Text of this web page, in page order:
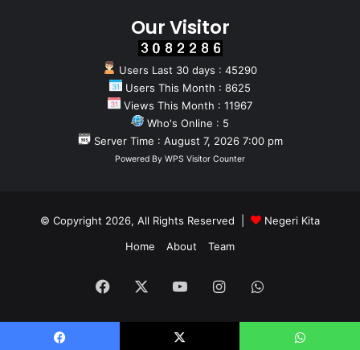
Our Visitor
Users Last 30 days : 45290
Users This Month : 8625
Views This Month : 11967
Who's Online : 5
Server Time : August 7, 2026 7:00 pm
Powered By WPS Visitor Counter
© Copyright 2026, All Rights Reserved |
Negeri Kita
Home
About Team
Facebook YouTubeInstagramWhatsApp